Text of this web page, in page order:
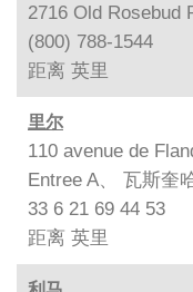
2716 Old Rosebud
(800) 788-1544
距离 英里
里尔
110 avenue de
Entree A、 瓦斯奎
33 6 21 69 44 53
距离 英里